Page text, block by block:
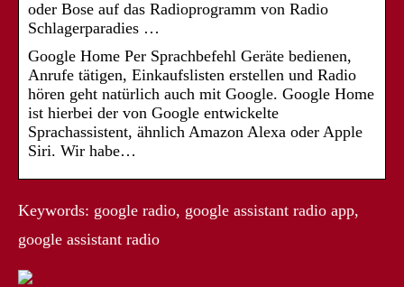
oder Bose auf das Radioprogramm von Radio
Schlagerparadies …
Google Home Per Sprachbefehl Geräte bedienen,
Anrufe tätigen, Einkaufslisten erstellen und Radio
hören geht natürlich auch mit Google. Google Home
ist hierbei der von Google entwickelte
Sprachassistent, ähnlich Amazon Alexa oder Apple
Siri. Wir habe…
Keywords: google radio, google assistant radio app,
google assistant radio